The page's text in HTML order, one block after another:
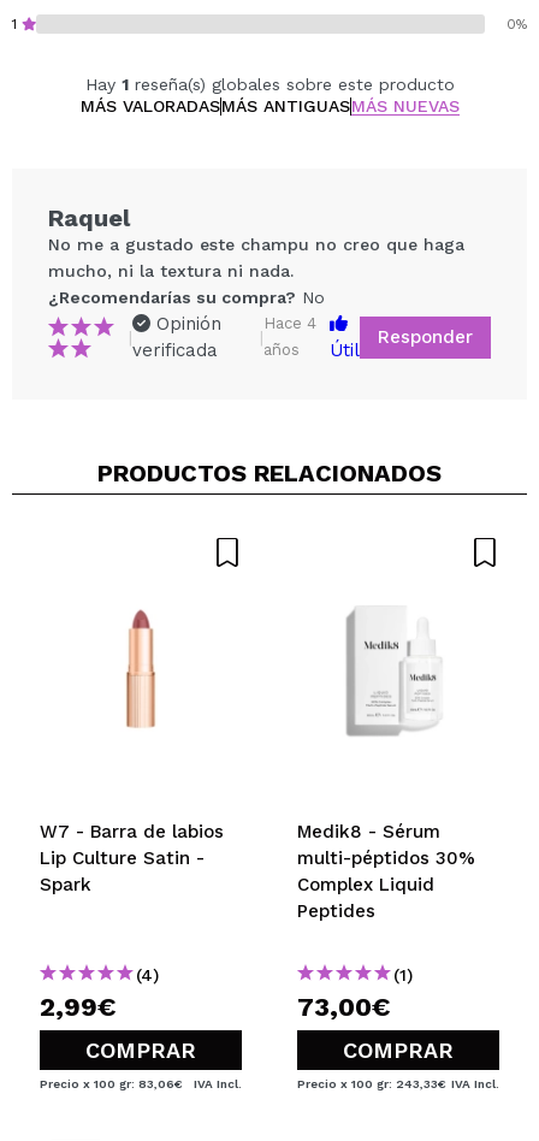
1 0%
Hay 1reseña(s) globales sobre este producto
MÁS VALORADASMÁS ANTIGUASMÁS NUEVAS
Tu vídeo podría ser el primero. Imagínatelo...
¿Recomendarías su compra?
Raquel
No me a gustado este champu no creo que haga
mucho, ni la textura ni nada.
¿Recomendarías su compra? No
|
Opinión
verificada
|
Hace 4
años
Útil
Responder
PRODUCTOS RELACIONADOS
W7 - Barra de labios
Lip Culture Satin -
Spark
(4)
2,99€
COMPRAR
Precio x 100 gr: 83,06€ IVA Incl.
Medik8 - Sérum
multi-péptidos 30%
Complex Liquid
Peptides
(1)
73,00€
COMPRAR
Precio x 100 gr: 243,33€ IVA Incl.